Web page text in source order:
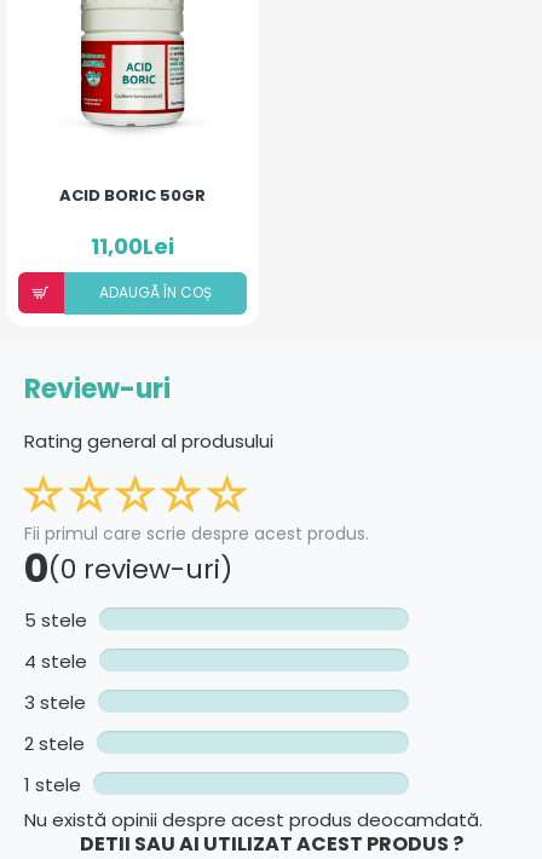
ACID BORIC 50GR
11,00Lei
ADAUGÃ ÎN COȘ
Review-uri
Rating general al produsului
Fii primul care scrie despre acest produs.
0(0 review-uri)
5 stele
4 stele
3 stele
2 stele
1 stele
Nu există opinii despre acest produs deocamdată.
DETII SAU AI UTILIZAT ACEST PRODUS ?